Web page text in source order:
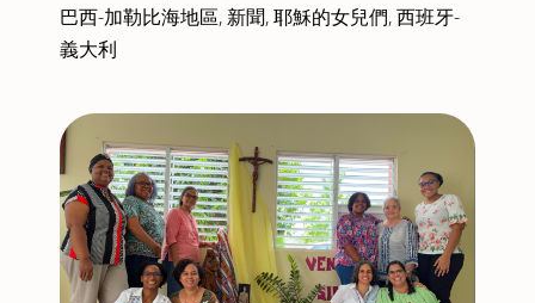
巴西-加勒比海地區, 新聞,耶穌的女兒們,西班牙-
義大利